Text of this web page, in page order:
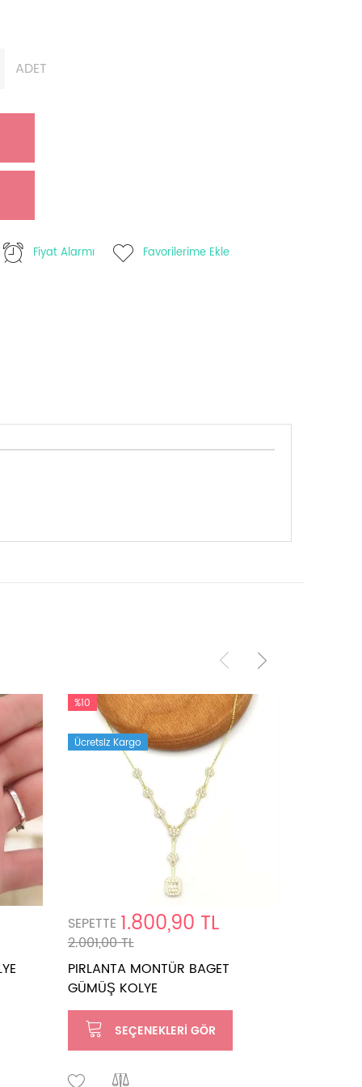
ADET
Fiyat Alarmı Favorilerime Ekle
%10
Ücretsiz Kargo
SEPETTE 1.800,90 TL
2.001,00 TL
PIRLANTA MONTÜR BAGET
GÜMÜŞ KOLYE
SEÇENEKLERI GÖR